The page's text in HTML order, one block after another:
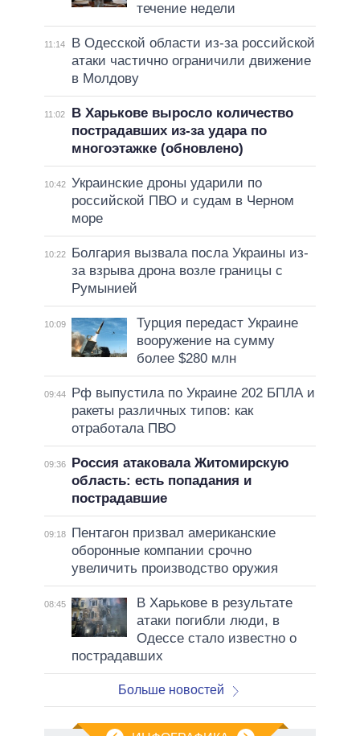
течение недели
11:14
В Одесской области из-за российской
атаки частично ограничили движение
в Молдову
11:02
В Харькове выросло количество
пострадавших из-за удара по
многоэтажке (обновлено)
10:42 Украинские дроны ударили по
российской ПВО и судам в Черном
море
10:22
Болгария вызвала посла Украины из-
за взрыва дрона возле границы с
Румынией
10:09
Турция передаст Украине
вооружение на сумму
более $280 млн
09:44
Рф выпустила по Украине 202 БПЛА и
ракеты различных типов: как
отработала ПВО
09:36
Россия атаковала Житомирскую
область: есть попадания и
пострадавшие
09:18
Пентагон призвал американские
оборонные компании срочно
увеличить производство оружия
08:45
В Харькове в результате
атаки погибли люди, в
Одессе стало известно о
пострадавших
Больше новостей